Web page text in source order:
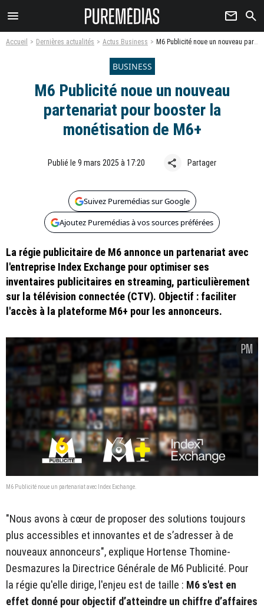
menu newsletter search
Accueil Dernières actualités Actus Business M6 Publicité noue un nouveau partenariat pour booster la monétisation de M6+
BUSINESS
M6 Publicité noue un nouveau
partenariat pour booster la
monétisation de M6+
Publié le 9 mars 2025 à 17:20 share Partager
Suivez Puremédias sur Google
Ajoutez Puremédias à vos sources préférées
La régie publicitaire de M6 annonce un partenariat avec
l'entreprise Index Exchange pour optimiser ses
inventaires publicitaires en streaming, particulièrement
sur la télévision connectée (CTV). Objectif : faciliter
l'accès à la plateforme M6+ pour les annonceurs.
M6 Publicité noue un partenariat avec Index Exchange.
"Nous avons à cœur de proposer des solutions toujours
plus accessibles et innovantes et de s’adresser à de
nouveaux annonceurs", explique Hortense Thomine-
Desmazures la Directrice Générale de M6 Publicité. Pour
la régie qu'elle dirige, l'enjeu est de taille : M6 s'est en
effet donné pour objectif d’atteindre un chiffre d’affaires